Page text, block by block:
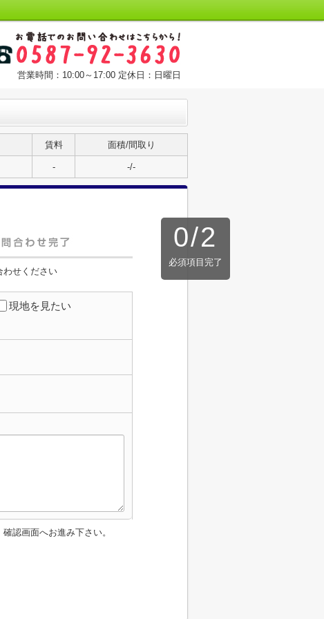
営業時間：10:00～17:00 定休日：日曜日
賃料 面積/間取り
- -/-
0/2
必須項目完了
わせください
現地を見たい
認画面へお進み下さい。